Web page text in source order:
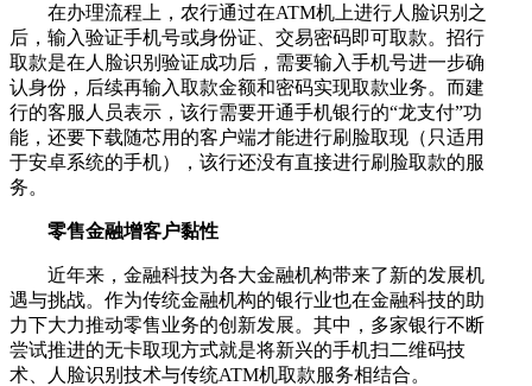
在办理流程上，农行通过在ATM机上进行人脸识别之
后，输入验证手机号或身份证、交易密码即可取款。招行
取款是在人脸识别验证成功后，需要输入手机号进一步确
认身份，后续再输入取款金额和密码实现取款业务。而建
行的客服人员表示，该行需要开通手机银行的“龙支付”功
能，还要下载随芯用的客户端才能进行刷脸取现（只适用
于安卓系统的手机），该行还没有直接进行刷脸取款的服
务。
零售金融增客户黏性
近年来，金融科技为各大金融机构带来了新的发展机
遇与挑战。作为传统金融机构的银行业也在金融科技的助
力下大力推动零售业务的创新发展。其中，多家银行不断
尝试推进的无卡取现方式就是将新兴的手机扫二维码技
术、人脸识别技术与传统ATM机取款服务相结合。